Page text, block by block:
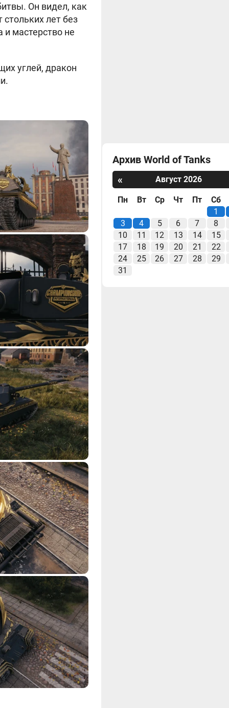
Он видел, как
лет без
мастерство не
углей, дракон
Архив World of Tanks
«
Август 2026
Пн Вт Ср Чт Пт
Сб
1
3
4 5 6 7
8
10
11 12 13 14
15
17
18 19 20 21
22
24
25 26 27 28
29
31